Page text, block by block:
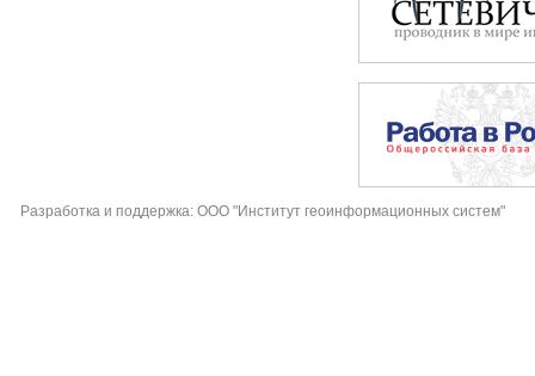
Разработка и поддержка: ООО "Институт геоинформационных систем"